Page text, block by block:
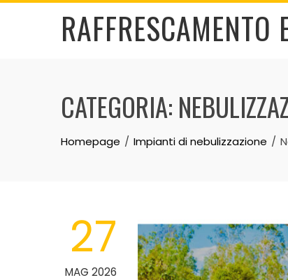
Skip
RAFFRESCAMENTO
CATEGORIA:
Homepage Impianti di nebulizzazione
27
MAG 2026